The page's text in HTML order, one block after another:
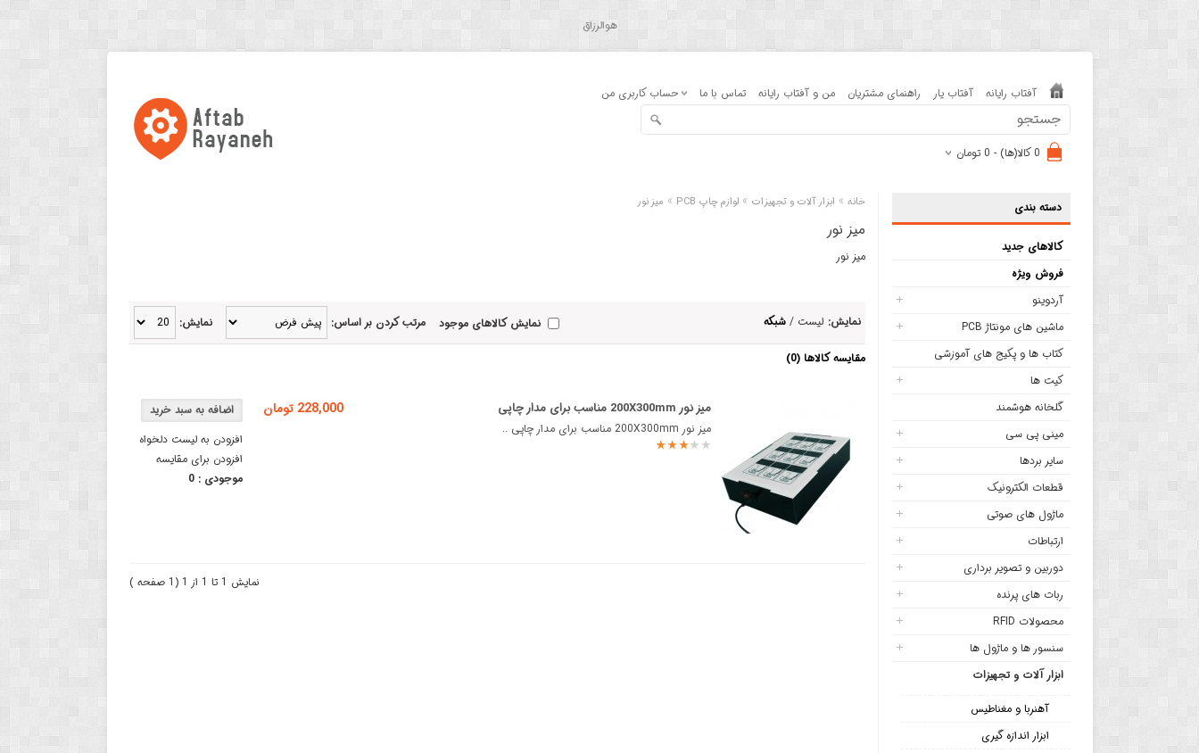
هوالرزاق
آفتاب رایانه آفتاب یار راهنمای مشتریان من و آفتاب رایانه تماس با ما حساب کاربری من
0 کالا(ها) - 0 تومان
دسته بندی
کالاهای جدید
فروش ویژه
آردوینو
ماشین های مونتاژ PCB
کتاب ها و پکیج های آموزشی
کیت ها
گلخانه هوشمند
مینی پی سی
سایر بردها
قطعات الکترونیک
ماژول های صوتی
ارتباطات
دوربین و تصویر برداری
ربات های پرنده
محصولات RFID
سنسور ها و ماژول ها
ابزار آلات و تجهیزات
آهنربا و مغناطیس
ابزار اندازه گیری
خانه » ابزار آلات و تجهیزات »لوازم چاپ PCB » میز نور
میز نور
میز نور
نمایش: لیست /شبکه نمایش: مرتب کردن بر اساس: نمایش کالاهای موجود
مقایسه کالاها (0)
افزودن به لیست دلخواه
افزودن برای مقایسه
موجودی :0
228,000 تومان میز نور 200X300mm مناسب برای مدار چاپی
میز نور 200X300mm مناسب برای مدار چاپی ..
نمایش 1 تا 1 از 1 (1 صفحه )